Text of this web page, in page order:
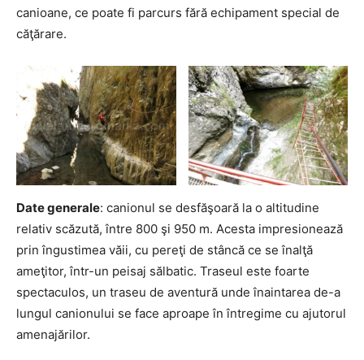
canioane, ce poate fi parcurs fără echipament special de
căţărare.
Date generale: canionul se desfăşoară la o altitudine
relativ scăzută, între 800 şi 950 m. Acesta impresionează
prin îngustimea văii, cu pereţi de stâncă ce se înalţă
ameţitor, într-un peisaj sălbatic. Traseul este foarte
spectaculos, un traseu de aventură unde înaintarea de-a
lungul canionului se face aproape în întregime cu ajutorul
amenajărilor.